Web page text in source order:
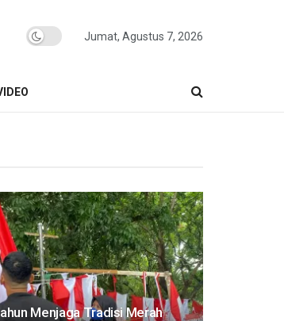
Jumat, Agustus 7, 2026
Menjaga Tradisi Merah